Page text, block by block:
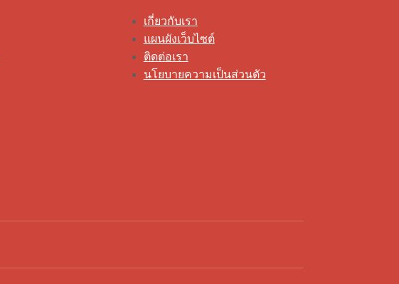
เกี่ยวกับเรา
แผนผังเว็บไซต์
ติดต่อเรา
นโยบายความเป็นส่วนตัว